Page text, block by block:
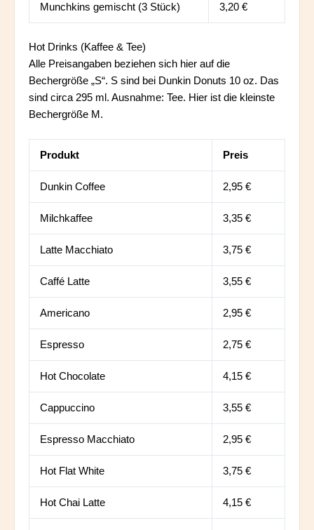
Munchkins gemischt (3 Stück) 3,20 €
Hot Drinks (Kaffee & Tee)
Alle Preisangaben beziehen sich hier auf die
Bechergröße „S“. S sind bei Dunkin Donuts 10 oz. Das
sind circa 295 ml. Ausnahme: Tee. Hier ist die kleinste
Bechergröße M.
Produkt Preis
Dunkin Coffee 2,95 €
Milchkaffee 3,35 €
Latte Macchiato 3,75 €
Caffé Latte 3,55 €
Americano 2,95 €
Espresso 2,75 €
Hot Chocolate 4,15 €
Cappuccino 3,55 €
Espresso Macchiato 2,95 €
Hot Flat White 3,75 €
Hot Chai Latte 4,15 €